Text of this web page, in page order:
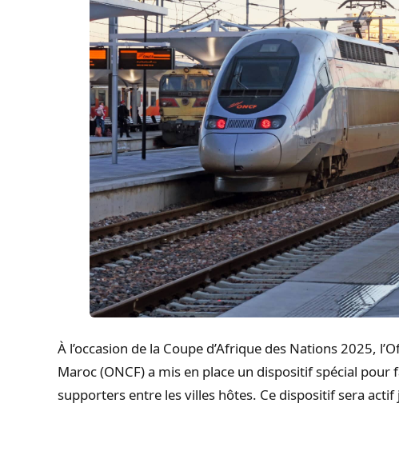
À l’occasion de la Coupe d’Afrique des Nations 2025,
Maroc (ONCF) a mis en place un dispositif spécial pour
supporters entre les villes hôtes. Ce dispositif sera actif